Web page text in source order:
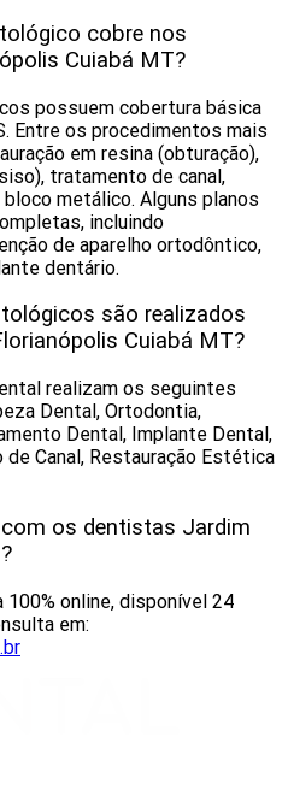
cobre nos
Cuiabá MT?
possuem cobertura básica
Entre os procedimentos mais
em resina (obturação),
tratamento de canal,
metálico. Alguns planos
incluindo
de aparelho ortodôntico,
dentário.
são realizados
Cuiabá MT?
realizam os seguintes
Dental, Ortodontia,
Dental, Implante Dental,
Canal, Restauração Estética
os dentistas Jardim
online, disponível 24
em: